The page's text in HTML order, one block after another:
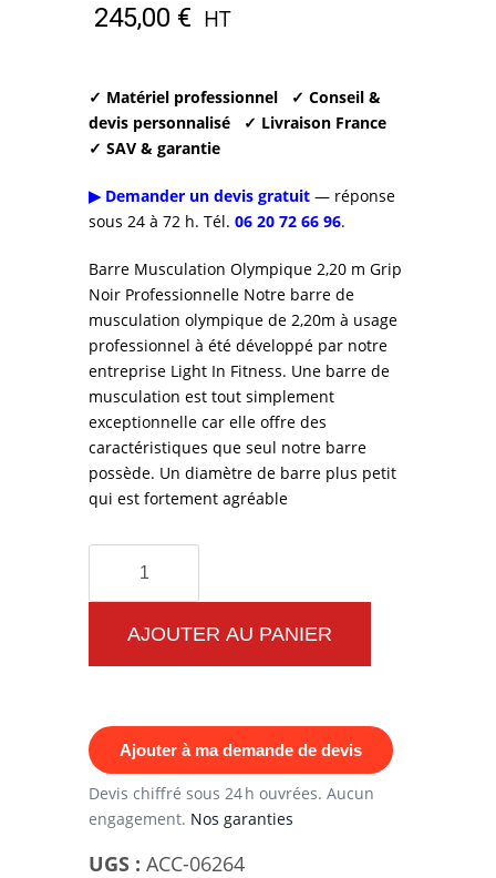
245,00 € HT
✓ Matériel professionnel
✓ Conseil &
devis personnalisé
✓ Livraison France
✓ SAV & garantie
▶ Demander un devis gratuit — réponse
sous 24 à 72 h. Tél. 06 20 72 66 96.
Barre Musculation Olympique 2,20 m Grip
Noir Professionnelle Notre barre de
musculation olympique de 2,20m à usage
professionnel à été développé par notre
entreprise Light In Fitness. Une barre de
musculation est tout simplement
exceptionnelle car elle offre des
caractéristiques que seul notre barre
possède. Un diamètre de barre plus petit
qui est fortement agréable
quantité
de
Barre
Musculation
2,20
m
Grip
Noir
Professionnelle
AJOUTER AU PANIER
Ajouter à ma demande de devis
Devis chiffré sous 24 h ouvrées. Aucun
engagement. Nos garanties
UGS : ACC-06264